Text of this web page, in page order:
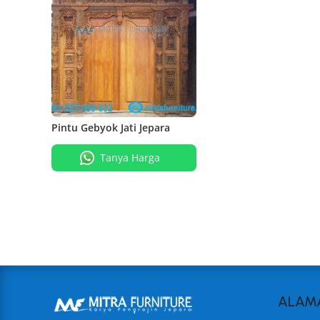
Pintu Gebyok Jati Jepara
Tanya Harga